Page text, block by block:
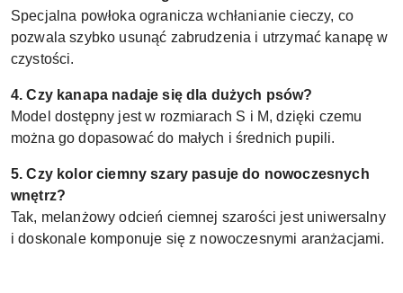
Specjalna powłoka ogranicza wchłanianie cieczy, co
pozwala szybko usunąć zabrudzenia i utrzymać kanapę w
czystości.
4. Czy kanapa nadaje się dla dużych psów?
Model dostępny jest w rozmiarach S i M, dzięki czemu
można go dopasować do małych i średnich pupili.
5. Czy kolor ciemny szary pasuje do nowoczesnych
wnętrz?
Tak, melanżowy odcień ciemnej szarości jest uniwersalny
i doskonale komponuje się z nowoczesnymi aranżacjami.